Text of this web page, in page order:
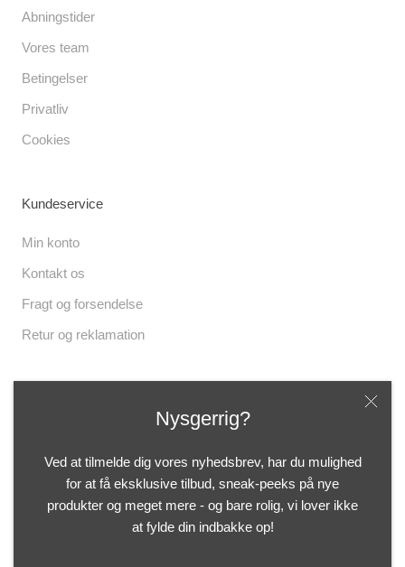
Nysgerrig?
Ved at tilmelde dig vores nyhedsbrev, har du mulighed
for at få eksklusive tilbud, sneak-peeks på nye
produkter og meget mere - og bare rolig, vi lover ikke
at fylde din indbakke op!
Abningstider
Vores team
Betingelser
Privatliv
Cookies
Kundeservice
Min konto
Kontakt os
Fragt og forsendelse
Retur og reklamation
© Botanicus Shoppen